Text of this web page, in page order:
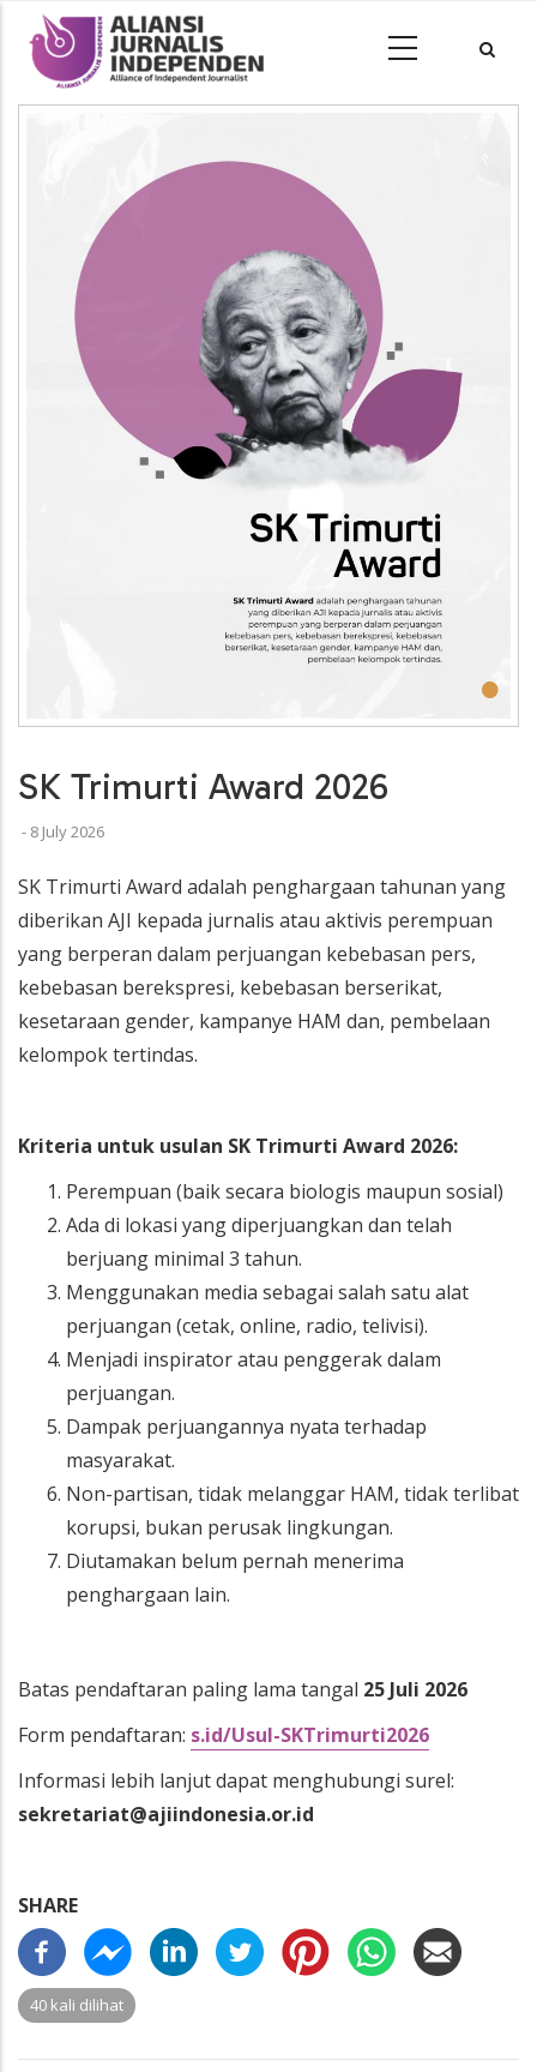
•
SK Trimurti Award 2026
- 8 July 2026
SK Trimurti Award adalah penghargaan tahunan yang
diberikan AJI kepada jurnalis atau aktivis perempuan
yang berperan dalam perjuangan kebebasan pers,
kebebasan berekspresi, kebebasan berserikat,
kesetaraan gender, kampanye HAM dan, pembelaan
kelompok tertindas.
Kriteria untuk usulan SK Trimurti Award 2026:
Perempuan (baik secara biologis maupun sosial)
Ada di lokasi yang diperjuangkan dan telah
berjuang minimal 3 tahun.
Menggunakan media sebagai salah satu alat
perjuangan (cetak, online, radio, telivisi).
Menjadi inspirator atau penggerak dalam
perjuangan.
Dampak perjuangannya nyata terhadap
masyarakat.
Non-partisan, tidak melanggar HAM, tidak terlibat
korupsi, bukan perusak lingkungan.
Diutamakan belum pernah menerima
penghargaan lain.
Batas pendaftaran paling lama tangal 25 Juli 2026
Form pendaftaran: s.id/Usul-SKTrimurti2026
Informasi lebih lanjut dapat menghubungi surel:
sekretariat@ajiindonesia.or.id
SHARE
40 kali dilihat